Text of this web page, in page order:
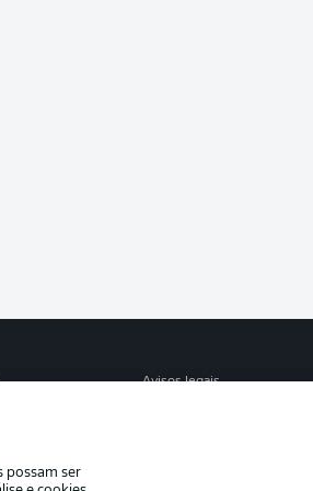
Avisos legais
possam ser